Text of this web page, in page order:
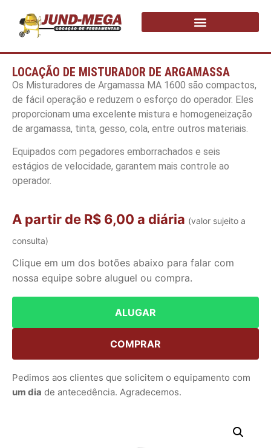
LOCAÇÃO DE MISTURADOR DE ARGAMASSA
Os Misturadores de Argamassa MA 1600 são compactos,
de fácil operação e reduzem o esforço do operador. Eles
proporcionam uma excelente mistura e homogeneização
de argamassa, tinta, gesso, cola, entre outros materiais.
Equipados com pegadores emborrachados e seis
estágios de velocidade, garantem mais controle ao
operador.
A partir de R$ 6,00 a diária (valor sujeito a
consulta)
Clique em um dos botões abaixo para falar com
nossa equipe sobre aluguel ou compra.
ALUGAR
COMPRAR
Pedimos aos clientes que solicitem o equipamento com
um dia de antecedência. Agradecemos.